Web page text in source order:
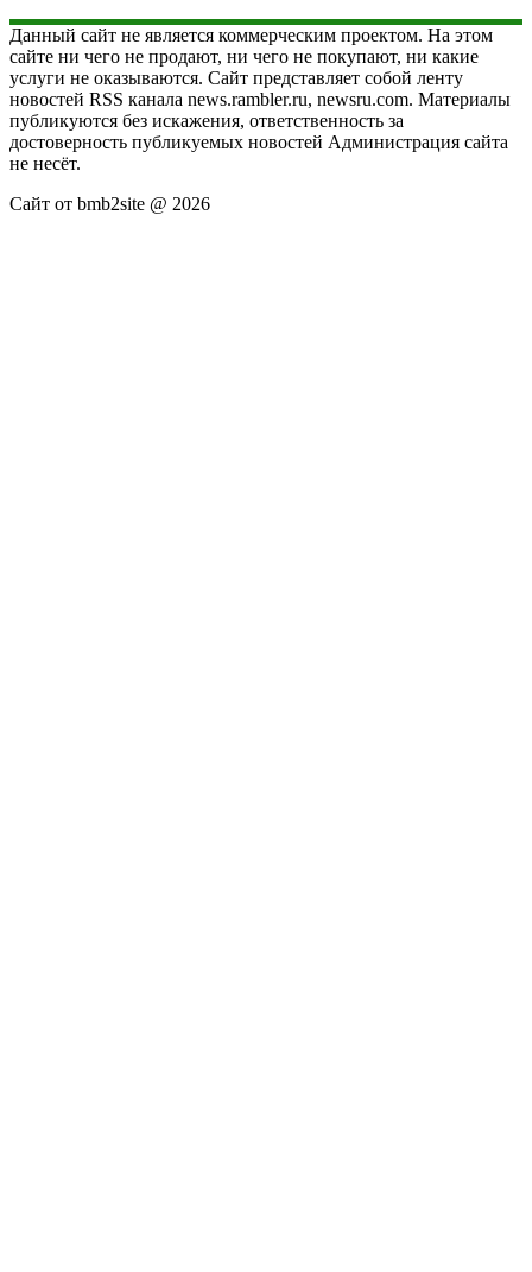
Данный сайт не является коммерческим проектом. На этом
сайте ни чего не продают, ни чего не покупают, ни какие
услуги не оказываются. Сайт представляет собой ленту
новостей RSS канала news.rambler.ru, newsru.com. Материалы
публикуются без искажения, ответственность за
достоверность публикуемых новостей Администрация сайта
не несёт.
Сайт от bmb2site @ 2026